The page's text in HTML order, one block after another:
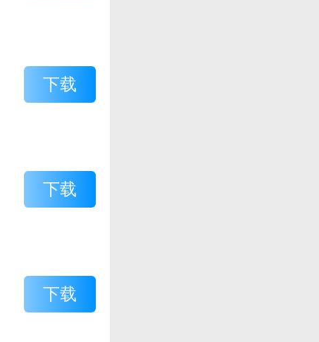
下载
下载
下载